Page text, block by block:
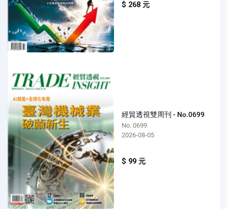
$ 268 元
經貿透視雙周刊 - No.0699
No. 0699
2026-08-05
$ 99 元